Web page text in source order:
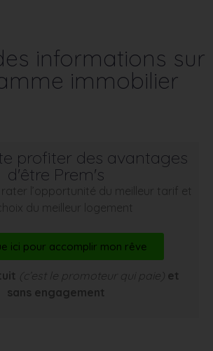
informations sur
immobilier
profiter des avantages
d'être Prem's
rater l’opportunité du meilleur tarif et
du meilleur logement
ici pour accomplir mon rêve
(c’est le promoteur qui paie) et
sans engagement